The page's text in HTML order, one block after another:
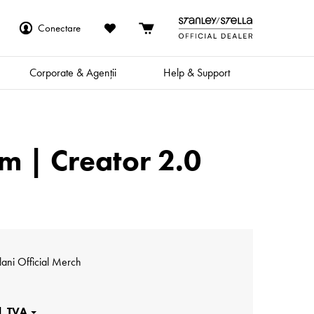
Conectare
Corporate & Agenții Help & Support
| Creator 2.0
Official Merch